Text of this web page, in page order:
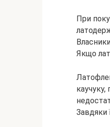
При
Якщо
каучуку,
Завдяки